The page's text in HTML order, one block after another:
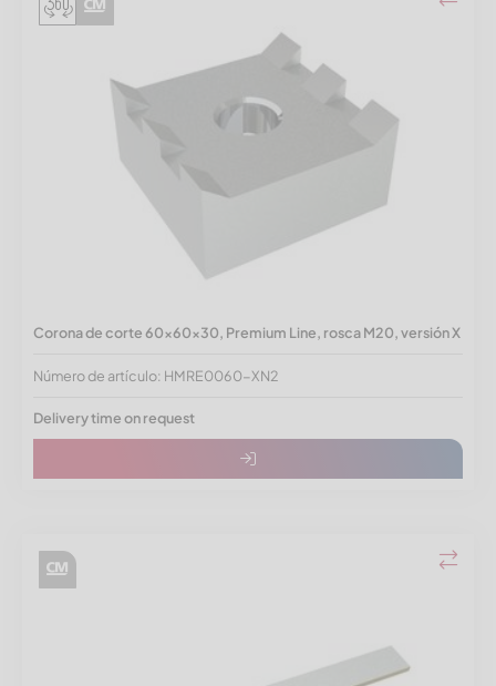
Corona de corte 60x60x30, Premium Line, rosca M20, versión X
Número de artículo: HMRE0060-XN2
Delivery time on request